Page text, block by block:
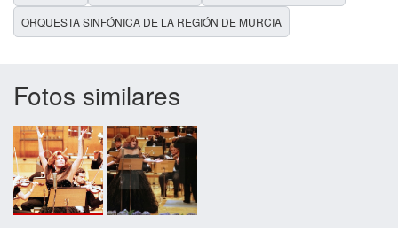
ORQUESTA SINFÓNICA DE LA REGIÓN DE MURCIA
Fotos similares